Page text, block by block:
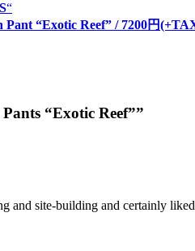
“
Pant “Exotic Reef” / 7200円
“Exotic Reef””
and site-building and certainly